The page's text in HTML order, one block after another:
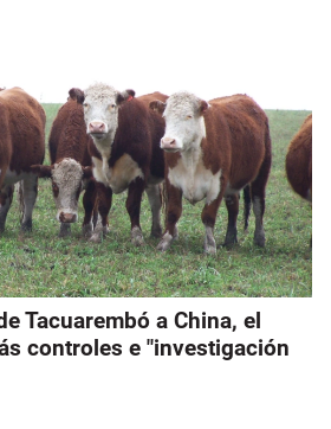
Tacuarembó a China, el
controles e "investigación